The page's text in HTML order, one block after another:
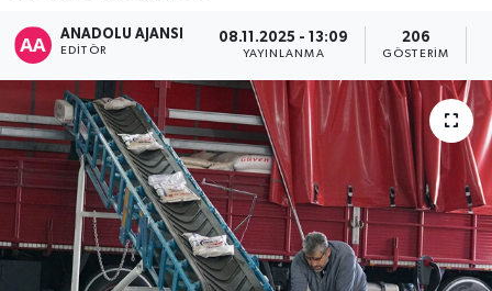
ANADOLU AJANSI
EDITÖR
08.11.2025 - 13:09
YAYINLANMA
206
GÖSTERIM
EĞİTİM
İLÇELER
OTOPARK
TEKNOLOJİ
Haber Arşivi